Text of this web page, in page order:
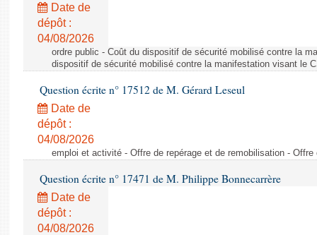
Date de
dépôt :
04/08/2026
ordre public - Coût du dispositif de sécurité mobilisé contre la
dispositif de sécurité mobilisé contre la manifestation visant le
Question écrite n° 17512 de M. Gérard Leseul
Date de
dépôt :
04/08/2026
emploi et activité - Offre de repérage et de remobilisation -
Question écrite n° 17471 de M. Philippe Bonnecarrère
Date de
dépôt :
04/08/2026